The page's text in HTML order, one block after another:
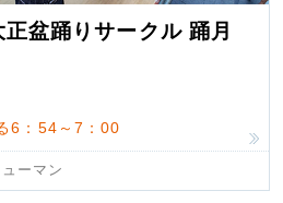
盆踊りサークル 踊月
6：54～7：00
ューマン